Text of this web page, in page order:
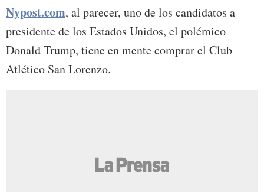
Nypost.com, al parecer, uno de los candidatos a
presidente de los Estados Unidos, el polémico
Donald Trump, tiene en mente comprar el Club
Atlético San Lorenzo.